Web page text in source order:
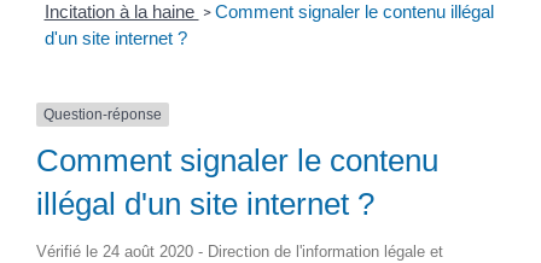
Incitation à la haine > Comment signaler le contenu illégal
d'un site internet ?
Question-réponse
Comment signaler le contenu
illégal d'un site internet ?
Vérifié le 24 août 2020 - Direction de l'information légale et